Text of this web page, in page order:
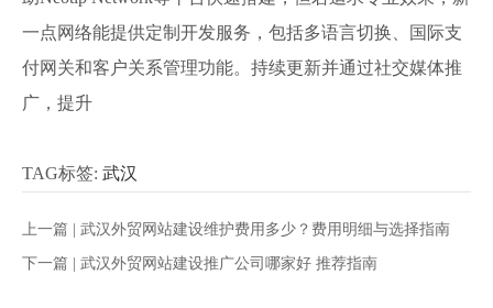
一点网络能提供定制开发服务，包括多语言切换、国际支
付网关和客户关系管理功能。持续更新并通过社交媒体推
广，提升
TAG标签: 武汉
上一篇 | 武汉外贸网站建设维护费用多少？费用明细与选择指南
下一篇 | 武汉外贸网站建设推广公司哪家好 推荐指南